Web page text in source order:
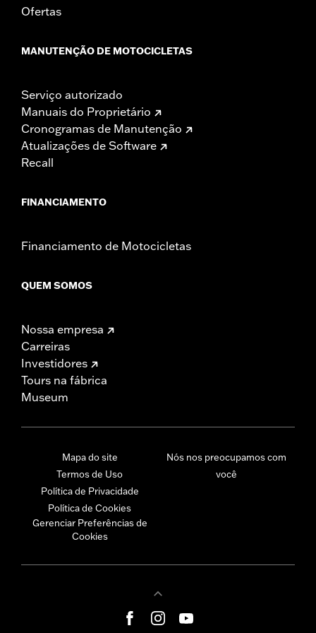
Ofertas
MANUTENÇÃO DE MOTOCICLETAS
Serviço autorizado
Manuais do Proprietário
Cronogramas de Manutenção
Atualizações de Software
Recall
FINANCIAMENTO
Financiamento de Motocicletas
QUEM SOMOS
Nossa empresa
Carreiras
Investidores
Tours na fábrica
Museum
Mapa do site
Termos de Uso
Política de Privacidade
Política de Cookies
Gerenciar Preferências de
Cookies
Nós nos preocupamos com
você